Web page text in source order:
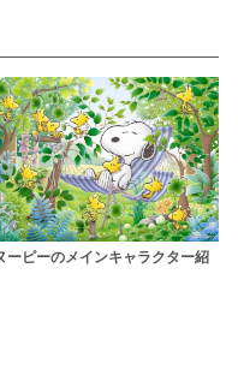
ーピーのメインキャラクター紹